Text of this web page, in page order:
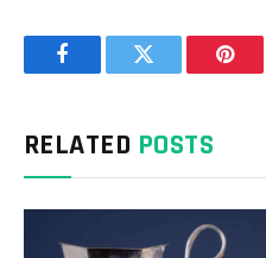
FacebookTwitter
RELATED POSTS